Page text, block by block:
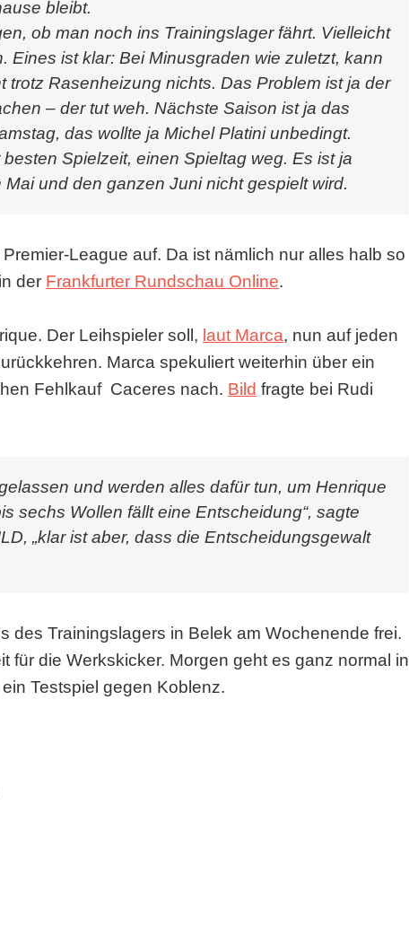
bleibt.
ob man noch ins Trainingslager fährt. Vielleicht
Eines ist klar: Bei Minusgraden wie zuletzt, kann
Rasenheizung nichts. Das Problem ist ja der
– der tut weh. Nächste Saison ist ja das
das wollte ja Michel Platini unbedingt.
Spielzeit, einen Spieltag weg. Es ist ja
und den ganzen Juni nicht gespielt wird.
League auf. Da ist nämlich nur alles halb so
der Frankfurter Rundschau Online.
Der Leihspieler soll, laut Marca, nun auf jeden
Marca spekuliert weiterhin über ein
Fehlkauf Caceres nach. Bild fragte bei Rudi
und werden alles dafür tun, um Henrique
sechs Wollen fällt eine Entscheidung“, sagte
„klar ist aber, dass die Entscheidungsgewalt
des Trainingslagers in Belek am Wochenende frei.
für die Werkskicker. Morgen geht es ganz normal in
Testspiel gegen Koblenz.